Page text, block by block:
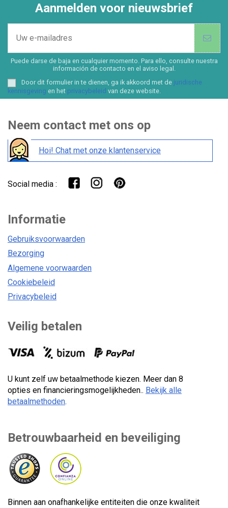
Aanmelden voor nieuwsbrief
Puede darse de baja en cualquier momento. Para ello, consulte nuestra
información de contacto en el aviso legal.
Door dit formulier in te dienen, ga ik akkoord met de juridische
kennisgeving en het privacybeleid van deze website.
Neem contact met ons op
Hoi! Chat met onze klantenservice
Social media :
Informatie
Gebruiksvoorwaarden
Bezorging
Algemene voorwaarden
Cookiebeleid
Privacybeleid
Veilig betalen
U kunt zelf uw betaalmethode kiezen. Meer dan 8
opties en financieringsmogelijkheden.. Bekijk alle
betaalmethoden.
Betrouwbaarheid en beveiliging
Binnen aan onafhankelijke entiteiten die onze kwaliteit